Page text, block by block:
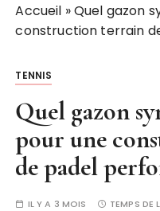
Accueil »Quel gazon
construction terrain
TENNIS
Quel gazon
pour une
de padel
IL Y A 3 MOIS TEMPS DE